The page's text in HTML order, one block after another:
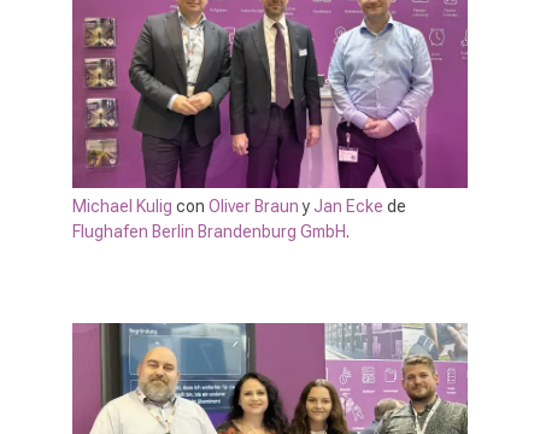
Michael Kulig con Oliver Braun y Jan Ecke de
Flughafen Berlin Brandenburg GmbH.